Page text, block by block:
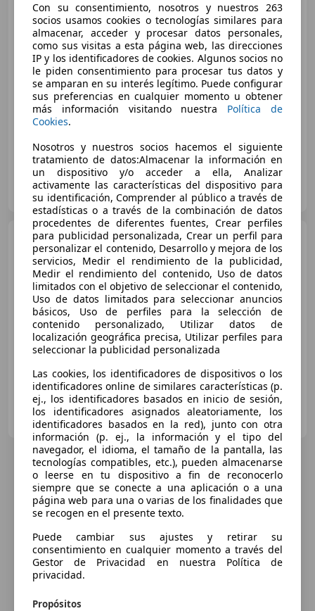
Ferrari 296GTB
€ 280.000 1
03/2024
610 kW (829 CV)
Rossocorsa Ferrari
IT-20142 Milano
Ferrari 296 GTB
€ 280.000
06/2023 4.567 km
Electro/Gasolina
610 kW (829 CV)
Rossocorsa Ferrari
IT-20142 Milano
Con su consentimiento, nosotros y nuestros 263
socios usamos cookies o tecnologías similares para
almacenar, acceder y procesar datos personales,
como sus visitas a esta página web, las direcciones
IP y los identificadores de cookies. Algunos socios no
le piden consentimiento para procesar tus datos y
se amparan en su interés legítimo. Puede configurar
sus preferencias en cualquier momento u obtener
más información visitando nuestra Política de
Cookies.
Nosotros y nuestros socios hacemos el siguiente
tratamiento de datos:Almacenar la información en
un dispositivo y/o acceder a ella, Analizar
activamente las características del dispositivo para
su identificación, Comprender al público a través de
estadísticas o a través de la combinación de datos
procedentes de diferentes fuentes, Crear perfiles
para publicidad personalizada, Crear un perfil para
personalizar el contenido, Desarrollo y mejora de los
servicios, Medir el rendimiento de la publicidad,
Medir el rendimiento del contenido, Uso de datos
limitados con el objetivo de seleccionar el contenido,
Uso de datos limitados para seleccionar anuncios
básicos, Uso de perfiles para la selección de
contenido personalizado, Utilizar datos de
localización geográfica precisa, Utilizar perfiles para
seleccionar la publicidad personalizada
Las cookies, los identificadores de dispositivos o los
identificadores online de similares características (p.
ej., los identificadores basados en inicio de sesión,
los identificadores asignados aleatoriamente, los
identificadores basados en la red), junto con otra
información (p. ej., la información y el tipo del
navegador, el idioma, el tamaño de la pantalla, las
tecnologías compatibles, etc.), pueden almacenarse
o leerse en tu dispositivo a fin de reconocerlo
siempre que se conecte a una aplicación o a una
página web para una o varias de los finalidades que
se recogen en el presente texto.
Puede cambiar sus ajustes y retirar su
consentimiento en cualquier momento a través del
Gestor de Privacidad en nuestra Política de
privacidad.
Propósitos